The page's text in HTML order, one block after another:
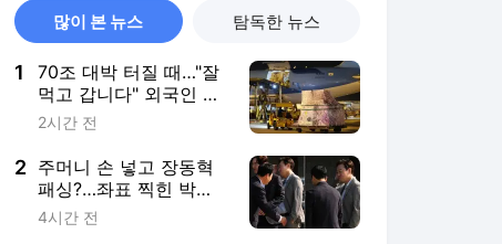
많이 본 뉴스 탐독한 뉴스
1
70조 대박 터질 때…"잘
먹고 갑니다" 외국인 역
대급 탈출 러시
2시간 전
2 주머니 손 넣고 장동혁
패싱?…좌표 찍힌 박수
민 논란 전말 [영상]
4시간 전